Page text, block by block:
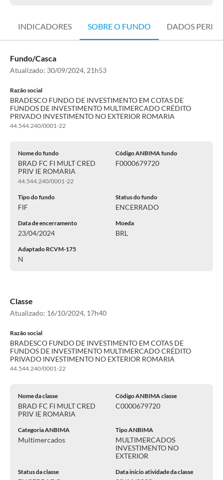
INDICADORES SOBRE O FUNDO DADOS
Fundo/Casca
Atualizado: 30/09/2024, 21h53
Razão social
BRADESCO FUNDO DE INVESTIMENTO EM COTAS DE
FUNDOS DE INVESTIMENTO MULTIMERCADO CRÉDITO
PRIVADO INVESTIMENTO NO EXTERIOR ROMARIA
44.544.240/0001-22
Nome do fundo
BRAD FC FI MULT CRED
PRIV IE ROMARIA
44.544.240/0001-22
Código ANBIMA fundo
F0000679720
Tipo do fundo
FIF
Status do fundo
ENCERRADO
Data de encerramento
23/04/2024
Moeda
BRL
Adaptado RCVM-175
N
Classe
Atualizado: 16/10/2024, 17h40
Razão social
BRADESCO FUNDO DE INVESTIMENTO EM COTAS DE
FUNDOS DE INVESTIMENTO MULTIMERCADO CRÉDITO
PRIVADO INVESTIMENTO NO EXTERIOR ROMARIA
44.544.240/0001-22
Nome da classe
BRAD FC FI MULT CRED
PRIV IE ROMARIA
Código ANBIMA classe
C0000679720
Categoria ANBIMA
Multimercados
Tipo ANBIMA
MULTIMERCADOS
INVESTIMENTO NO
EXTERIOR
Status da classe Data inicio atividade da classe